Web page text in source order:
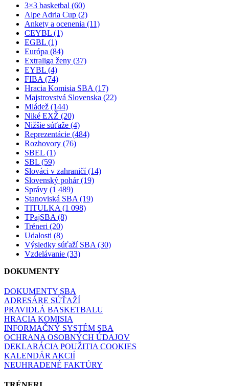
3×3 basketbal (60)
Alpe Adria Cup (2)
Ankety a ocenenia (11)
CEYBL (1)
EGBL (1)
Európa (84)
Extraliga ženy (37)
EYBL (4)
FIBA (74)
Hracia Komisia SBA (17)
Majstrovstvá Slovenska (22)
Mládež (144)
Niké EXŽ (20)
Nižšie súťaže (4)
Reprezentácie (484)
Rozhovory (76)
SBEL (1)
SBL (59)
Slováci v zahraničí (14)
Slovenský pohár (19)
Správy (1 489)
Stanoviská SBA (19)
TITULKA (1 098)
TPajSBA (8)
Tréneri (20)
Udalosti (8)
Výsledky súťaží SBA (30)
Vzdelávanie (33)
DOKUMENTY
DOKUMENTY SBA
ADRESÁRE SÚŤAŽÍ
PRAVIDLÁ BASKETBALU
HRACIA KOMISIA
INFORMAČNÝ SYSTÉM SBA
OCHRANA OSOBNÝCH ÚDAJOV
DEKLARÁCIA POUŽITIA COOKIES
KALENDÁR AKCIÍ
NEUHRADENÉ FAKTÚRY